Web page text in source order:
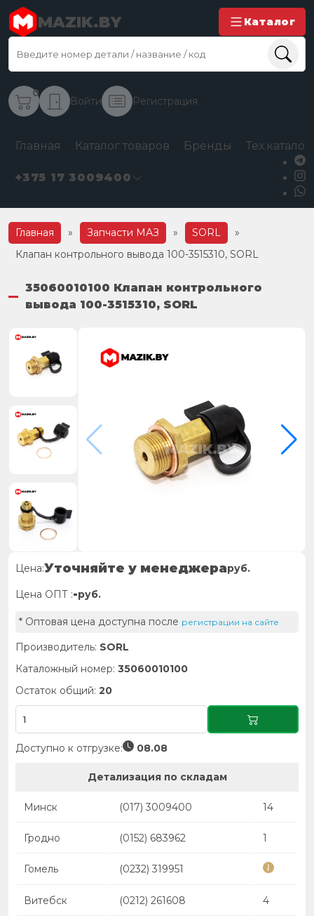
MAZIK.BY Каталог
0
Войти Регистрация
Главная Каталог товаров Бренды
+375 17 3009400
Главная » Запчасти МАЗ » SORL
»
Клапан контрольного вывода 100-3515310, SORL
35060010100 Клапан контрольного
вывода 100-3515310, SORL
Цена:Уточняйте у менеджераруб.
Цена ОПТ :-руб.
* Оптовая цена доступна после регистрации на сайте
Производитель: SORL
Каталожный номер: 35060010100
Остаток общий: 20
Доступно к отгрузке: 08.08
Детализация по складам
Минск (017) 3009400 14
Гродно (0152) 683962 1
Гомель (0232) 319951
Витебск (0212) 261608 4